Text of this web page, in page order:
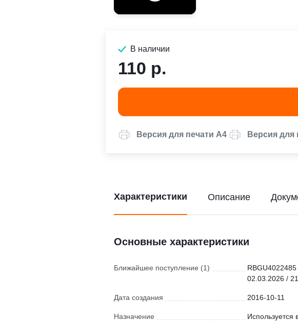
В наличии
110 р.
Версия для печати А4 Версия для
Характеристики
Основные характеристики
Ближайшее поступление (1)
RBGU4022485
02.03.2026 /
Дата создания 2016-10-11
Назначение
Используется
Описание